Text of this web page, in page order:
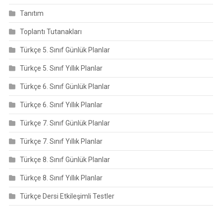
Tanıtım
Toplantı Tutanakları
Türkçe 5. Sınıf Günlük Planlar
Türkçe 5. Sınıf Yıllık Planlar
Türkçe 6. Sınıf Günlük Planlar
Türkçe 6. Sınıf Yıllık Planlar
Türkçe 7. Sınıf Günlük Planlar
Türkçe 7. Sınıf Yıllık Planlar
Türkçe 8. Sınıf Günlük Planlar
Türkçe 8. Sınıf Yıllık Planlar
Türkçe Dersi Etkileşimli Testler